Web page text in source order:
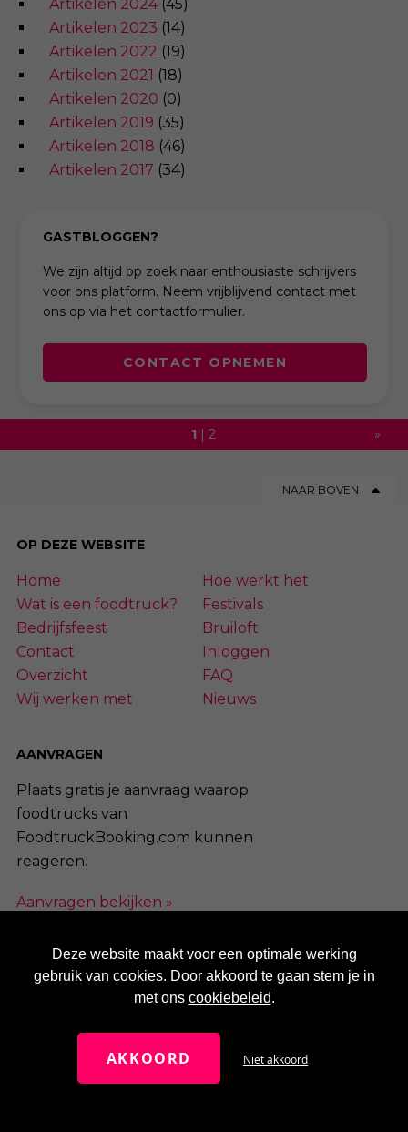
Artikelen 2024 (45)
Artikelen 2023 (14)
Artikelen 2022 (19)
Artikelen 2021 (18)
Artikelen 2020 (0)
Artikelen 2019 (35)
Artikelen 2018 (46)
Artikelen 2017 (34)
GASTBLOGGEN?
We zijn altijd op zoek naar enthousiaste schrijvers
voor ons platform. Neem vrijblijvend contact met
ons op via het contactformulier.
CONTACT OPNEMEN
1 |2 »
NAAR BOVEN
OP DEZE WEBSITE
Home
Hoe werkt het
Wat is een foodtruck?
Festivals
Bedrijfsfeest
Bruiloft
Contact
Inloggen
Overzicht
FAQ
Wij werken met
Nieuws
AANVRAGEN
Plaats gratis je aanvraag waarop
foodtrucks van
FoodtruckBooking.com kunnen
reageren.
Aanvragen bekijken »
AANMELDEN
Deze website maakt voor een optimale werking
gebruik van cookies. Door akkoord te gaan stem je in
met ons cookiebeleid.
AKKOORD Niet akkoord